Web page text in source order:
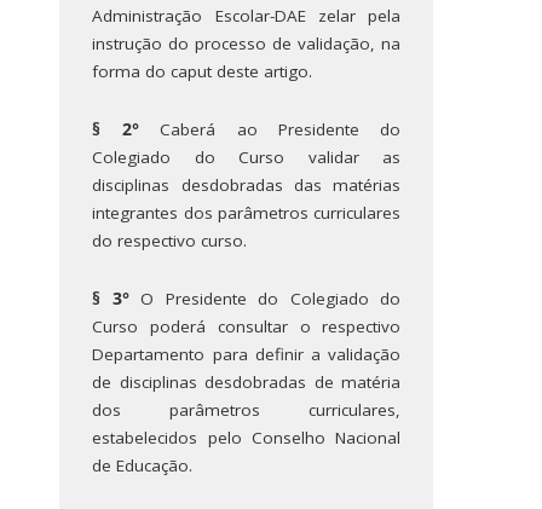
Administração Escolar-DAE zelar pela
instrução do processo de validação, na
forma do caput deste artigo.
§ 2°Caberá ao Presidente do
Colegiado do Curso validar as
disciplinas desdobradas das matérias
integrantes dos parâmetros curriculares
do respectivo curso.
§ 3°O Presidente do Colegiado do
Curso poderá consultar o respectivo
Departamento para definir a validação
de disciplinas desdobradas de matéria
dos parâmetros curriculares,
estabelecidos pelo Conselho Nacional
de Educação.